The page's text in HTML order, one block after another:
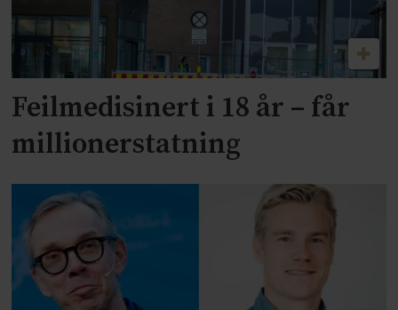
Feilmedisinert i 18 år – får
millionerstatning